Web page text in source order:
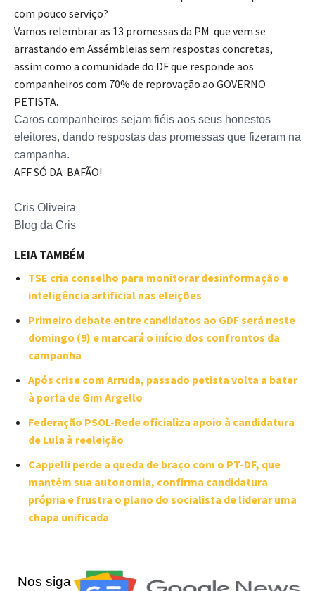
com pouco serviço?
Vamos relembrar as 13 promessas da PM que vem se
arrastando em Assémbleias sem respostas concretas,
assim como a comunidade do DF que responde aos
companheiros com 70% de reprovação ao GOVERNO
PETISTA.
Caros companheiros sejam fiéis aos seus honestos
eleitores, dando respostas das promessas que fizeram na
campanha.
AFF SÓ DA BAFÃO!
Cris Oliveira
Blog da Cris
LEIA TAMBÉM
TSE cria conselho para monitorar desinformação e
inteligência artificial nas eleições
Primeiro debate entre candidatos ao GDF será neste
domingo (9) e marcará o início dos confrontos da
campanha
Após crise com Arruda, passado petista volta a bater
à porta de Gim Argello
Federação PSOL-Rede oficializa apoio à candidatura
de Lula à reeleição
Cappelli perde a queda de braço com o PT-DF, que
mantém sua autonomia, confirma candidatura
própria e frustra o plano do socialista de liderar uma
chapa unificada
Nos siga